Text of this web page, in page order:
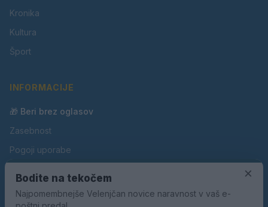
Kronika
Kultura
Šport
INFORMACIJE
🎁 Beri brez oglasov
Zasebnost
Pogoji uporabe
Oglaševanje
×
Bodite na tekočem
Najpomembnejše Velenjčan novice naravnost v vaš e-